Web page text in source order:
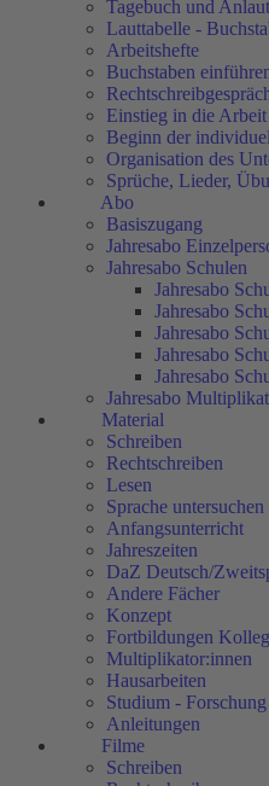
Tagebuch und
Lauttabelle -
Arbeitshefte
Buchstaben
Einstieg in die
Beginn der
Organisation des
Sprüche, Lieder,
Abo
Basiszugang
Jahresabo
Jahresabo Schulen
Jahresabo
Jahresabo
Jahresabo
Jahresabo
Jahresabo
Jahresabo
Material
Schreiben
Rechtschreiben
Lesen
Sprache untersuchen
Anfangsunterricht
Jahreszeiten
DaZ Deutsch/
Andere Fächer
Konzept
Fortbildungen
Multiplikator:innen
Hausarbeiten
Studium - Forschung
Anleitungen
Filme
Schreiben